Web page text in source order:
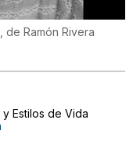
Ramón Rivera
Estilos de Vida